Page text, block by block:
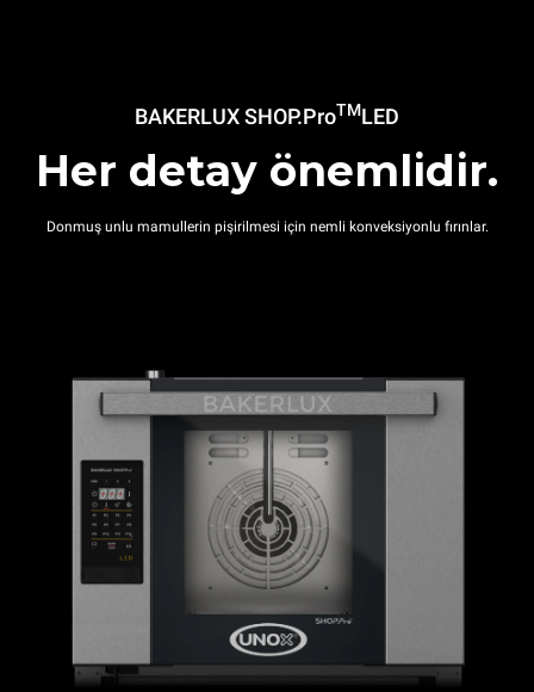
BAKERLUX SHOP.ProTMLED
Her detay önemlidir.
Donmuş unlu mamullerin pişirilmesi için nemli konveksiyonlu fırınlar.